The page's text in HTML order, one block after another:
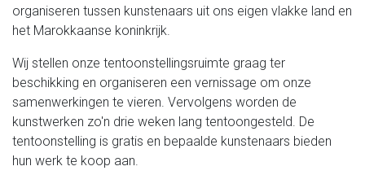
organiseren tussen kunstenaars uit ons eigen vlakke land en
het Marokkaanse koninkrijk.
Wij stellen onze tentoonstellingsruimte graag ter
beschikking en organiseren een vernissage om onze
samenwerkingen te vieren. Vervolgens worden de
kunstwerken zo'n drie weken lang tentoongesteld. De
tentoonstelling is gratis en bepaalde kunstenaars bieden
hun werk te koop aan.